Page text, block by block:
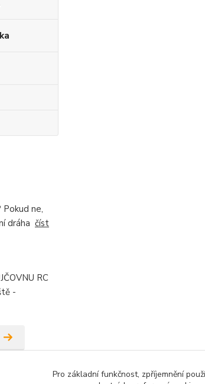
Pokud ne,
dráha číst
RC
-
Pro základní funkčnost, zpříjemnění